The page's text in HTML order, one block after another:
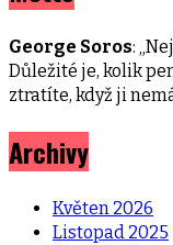
George Soros:
Důležité je, kolik
ztratíte, když ji
Archivy
Květen 2026
Listopad 2025